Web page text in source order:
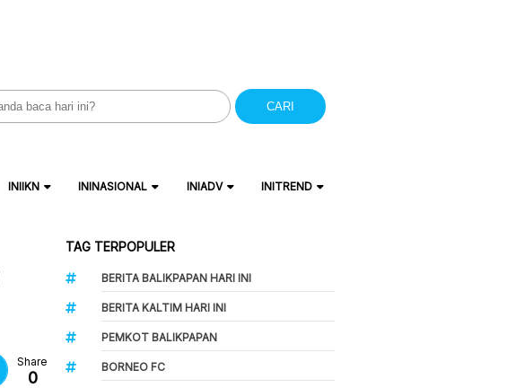
CARI
INIIKN ININASIONAL INIADV INITREND
Share
0
TAG TERPOPULER
BERITA BALIKPAPAN HARI INI
BERITA KALTIM HARI INI
PEMKOT BALIKPAPAN
BORNEO FC